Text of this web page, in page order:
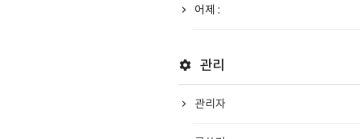
어제 :
관리
관리자